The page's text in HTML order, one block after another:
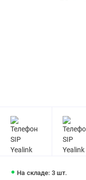
На складе: 3 шт.